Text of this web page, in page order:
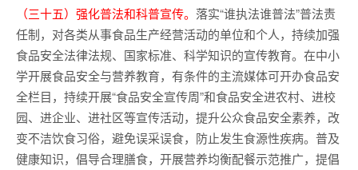
（三十五）强化普法和科普宣传。 落实“谁执法谁普法”普法责
任制，对各类从事食品生产经营活动的单位和个人，持续加强
食品安全法律法规、国家标准、科学知识的宣传教育。在中小
学开展食品安全与营养教育，有条件的主流媒体可开办食品安
全栏目，持续开展“食品安全宣传周”和食品安全进农村、进校
园、进企业、进社区等宣传活动，提升公众食品安全素养，改
变不洁饮食习俗，避免误采误食，防止发生食源性疾病。普及
健康知识，倡导合理膳食，开展营养均衡配餐示范推广，提倡